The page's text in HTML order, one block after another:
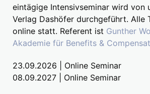
eintägige Intensivseminar wird von
Verlag Dashöfer durchgeführt. Alle
online statt. Referent ist Gunther
Akademie für Benefits &
23.09.2026 | Online Seminar
08.09.2027 | Online Seminar